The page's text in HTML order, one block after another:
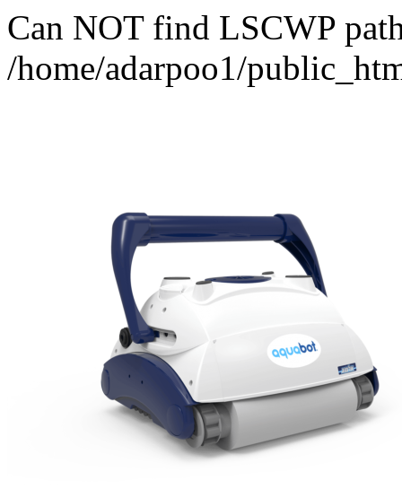
Can NOT find LSCWP
/home/adarpoo1/